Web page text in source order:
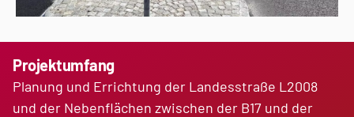
Projektumfang
Planung und Errichtung der Landesstraße L2008
und der Nebenflächen zwischen der B17 und der